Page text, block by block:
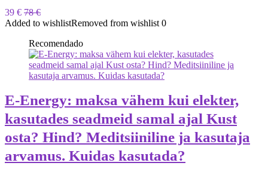
39 € 78 €
Added to wishlistRemoved from wishlist 0
Recomendado
E-Energy: maksa vähem kui elekter,
kasutades seadmeid samal ajal Kust
osta? Hind? Meditsiiniline ja kasutaja
arvamus. Kuidas kasutada?